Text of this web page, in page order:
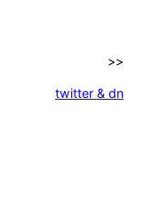
>>
twitter & dn